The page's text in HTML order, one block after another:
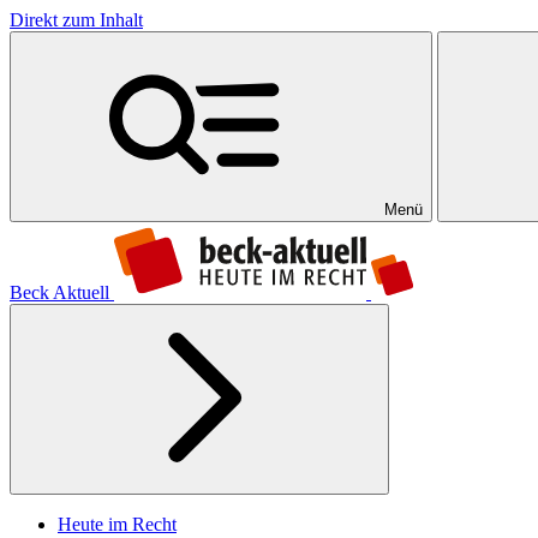
Direkt zum Inhalt
Menü
Beck Aktuell
Heute im Recht